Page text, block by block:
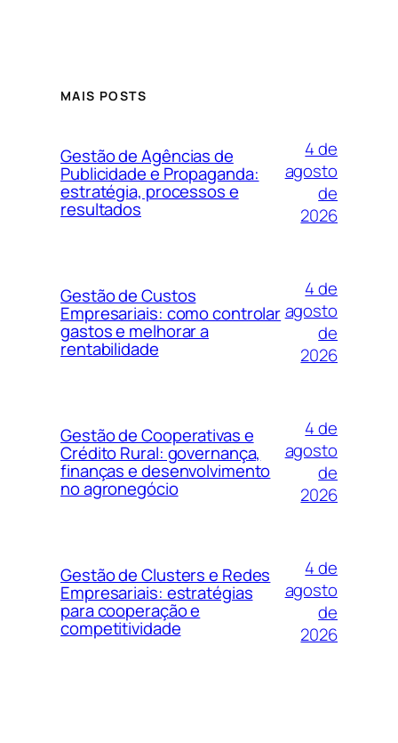
MAIS POSTS
Gestão de Agências de
Publicidade e Propaganda:
estratégia, processos e
resultados
4 de
agosto
de
2026
Gestão de Custos
Empresariais: como controlar
gastos e melhorar a
rentabilidade
4 de
agosto
de
2026
Gestão de Cooperativas e
Crédito Rural: governança,
finanças e desenvolvimento
no agronegócio
4 de
agosto
de
2026
Gestão de Clusters e Redes
Empresariais: estratégias
para cooperação e
competitividade
4 de
agosto
de
2026